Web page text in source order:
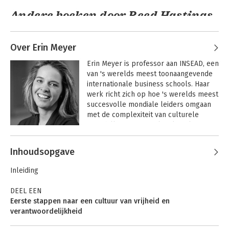
Andere boeken door Reed Hastings
Waarom Netflix zo
Over Erin Meyer
Erin Meyer is professor aan INSEAD, een
van 's werelds meest toonaangevende
internationale business schools. Haar
werk richt zich op hoe 's werelds meest
succesvolle mondiale leiders omgaan
met de complexiteit van culturele
omgeving. Het leven en werken in
Haar raamwerk stelt internationale
Andere boeken door Erin Meyer
Inhoudsopgave
Inleiding
DEEL EEN
Eerste stappen naar een cultuur van vrijheid en
verantwoordelijkheid